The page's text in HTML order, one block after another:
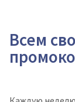
Всем